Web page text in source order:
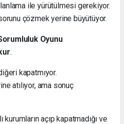
ile yürütülmesi gerekiyor.
çözmek yerine büyütüyor.
Oyunu
.
kapatmıyor.
atılıyor, ama sonuç
kurumların açıp kapatmadığı ve